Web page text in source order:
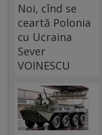
Noi, cînd se
ceartă Polonia
cu Ucraina
Sever
VOINESCU